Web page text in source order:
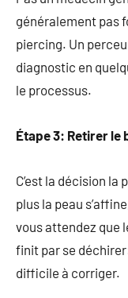
généralement pas
piercing. Un
diagnostic en
le processus.
Étape 3: Retirer le
C’est la décision
plus la peau
vous attendez que
finit par se
difficile à corriger.